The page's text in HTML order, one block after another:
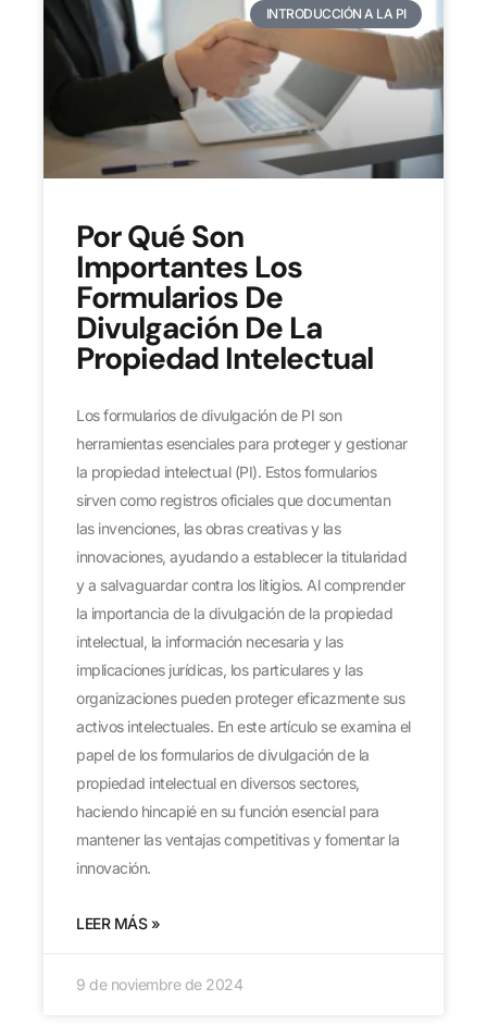
INTRODUCCIÓN A LA PI
Por Qué Son
Importantes Los
Formularios De
Divulgación De La
Propiedad Intelectual
Los formularios de divulgación de PI son
herramientas esenciales para proteger y gestionar
la propiedad intelectual (PI). Estos formularios
sirven como registros oficiales que documentan
las invenciones, las obras creativas y las
innovaciones, ayudando a establecer la titularidad
y a salvaguardar contra los litigios. Al comprender
la importancia de la divulgación de la propiedad
intelectual, la información necesaria y las
implicaciones jurídicas, los particulares y las
organizaciones pueden proteger eficazmente sus
activos intelectuales. En este artículo se examina el
papel de los formularios de divulgación de la
propiedad intelectual en diversos sectores,
haciendo hincapié en su función esencial para
mantener las ventajas competitivas y fomentar la
innovación.
LEER MÁS »
9 de noviembre de 2024